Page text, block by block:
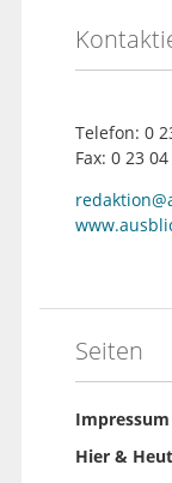
Telefon: 0
Fax: 0 23
Seiten
Impressum
Hier &